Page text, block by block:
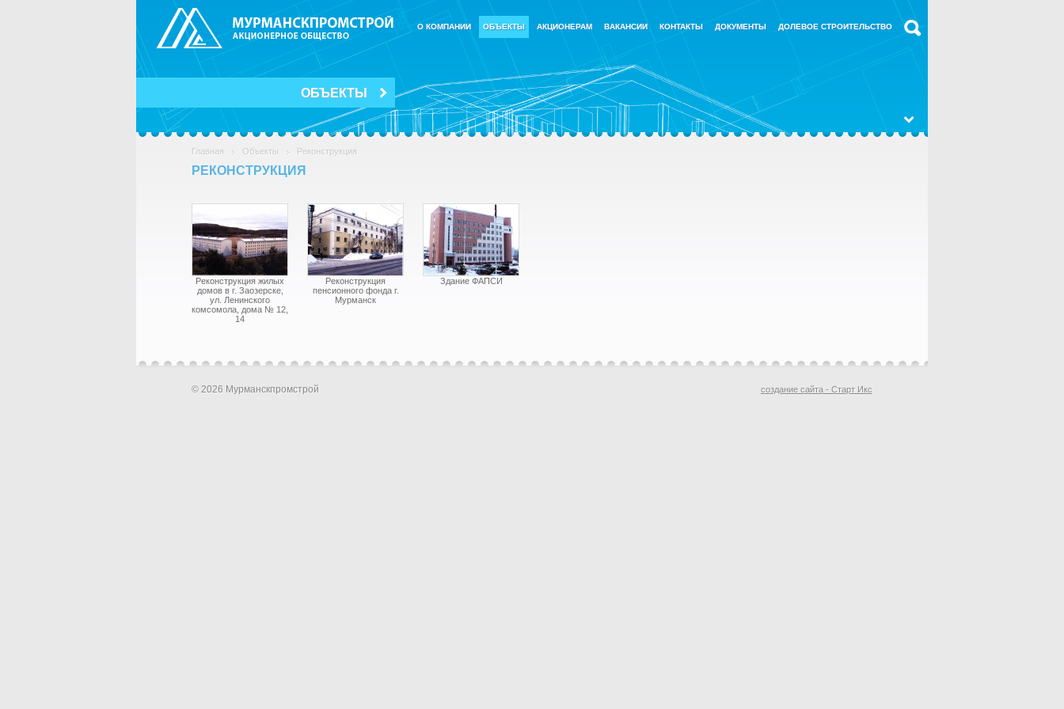
О КОМПАНИИ ОБЪЕКТЫ АКЦИОНЕРАМ ВАКАНСИИ КОНТАКТЫ ДОКУМЕНТЫ ДОЛЕВОЕ СТРОИТЕЛЬСТВО
ОБЪЕКТЫ
Главная Объекты Реконструкция
РЕКОНСТРУКЦИЯ
Реконструкция жилых
домов в г. Заозерске,
ул. Ленинского
комсомола, дома № 12,
14
Реконструкция
пенсионного фонда г.
Мурманск
Здание ФАПСИ
создание сайта - Старт Икс
© 2026 Мурманскпромстрой